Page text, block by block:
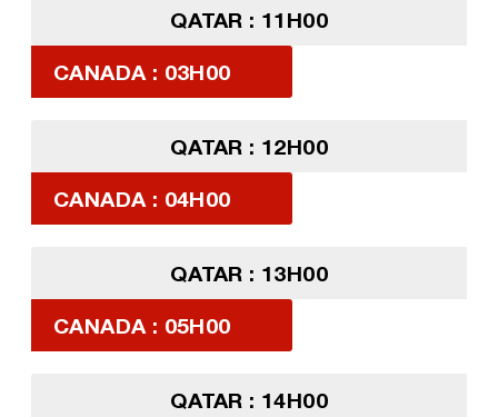
QATAR : 11H00
CANADA : 03H00
QATAR : 12H00
CANADA : 04H00
QATAR : 13H00
CANADA : 05H00
QATAR : 14H00